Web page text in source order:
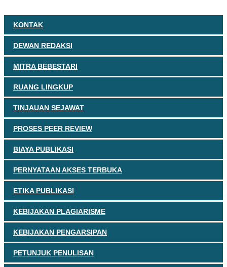
KONTAK
DEWAN REDAKSI
MITRA BEBESTARI
RUANG LINGKUP
TINJAUAN SEJAWAT
PROSES PEER REVIEW
BIAYA PUBLIKASI
PERNYATAAN AKSES TERBUKA
ETIKA PUBLIKASI
KEBIJAKAN PLAGIARISME
KEBIJAKAN PENGARSIPAN
PETUNJUK PENULISAN